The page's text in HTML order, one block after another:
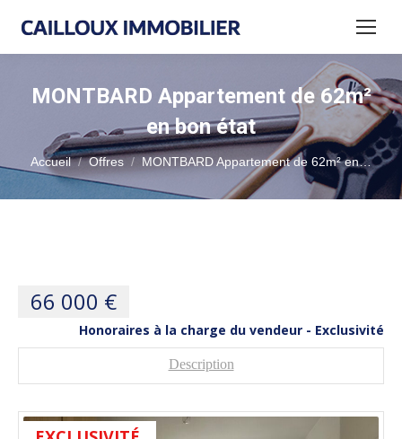
MONTBARD Appartement de 62m²
en bon état
Vous êtes ici :
Accueil Offres MONTBARD Appartement de 62m² en…
66 000 €
Honoraires à la charge du vendeur - Exclusivité
Description